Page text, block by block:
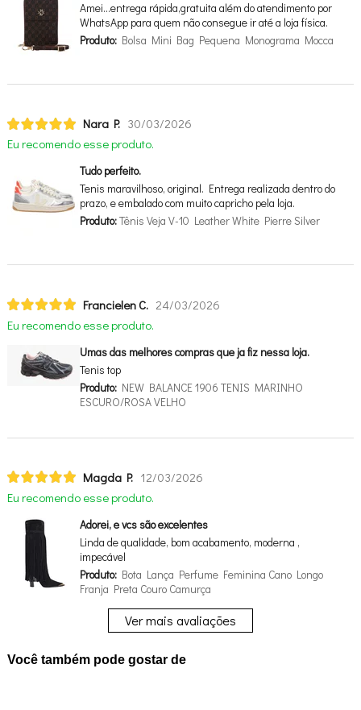
Amei…entrega rápida,gratuita além do atendimento por
WhatsApp para quem não consegue ir até a loja física.
Produto:Bolsa Mini Bag Pequena Monograma Mocca
Nara P. 30/03/2026
Eu recomendo esse produto.
Tudo perfeito.
Tenis maravilhoso, original. Entrega realizada dentro do
prazo, e embalado com muito capricho pela loja.
Produto:Tênis Veja V-10 Leather White Pierre Silver
Francielen C. 24/03/2026
Eu recomendo esse produto.
Umas das melhores compras que ja fiz nessa loja.
Tenis top
Produto:NEW BALANCE 1906 TENIS MARINHO
ESCURO/ROSA VELHO
Magda P. 12/03/2026
Eu recomendo esse produto.
Adorei, e vcs são excelentes
Linda de qualidade, bom acabamento, moderna ,
impecável
Produto:Bota Lança Perfume Feminina Cano Longo
Franja Preta Couro Camurça
Ver mais avaliações
Você também pode gostar de